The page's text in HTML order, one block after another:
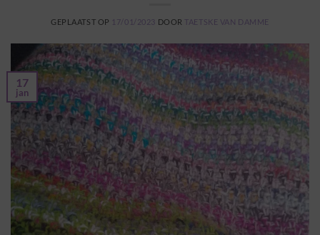
GEPLAATST OP 17/01/2023 DOOR TAETSKE VAN DAMME
17
jan